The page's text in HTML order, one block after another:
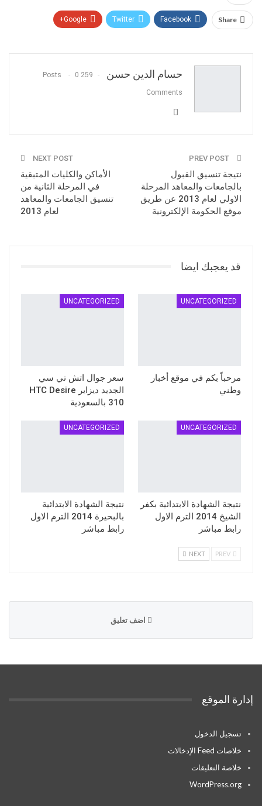
Share
Facebook
Twitter
Google+
حسام الدين حسن 259 Posts
0
Comments
نتيجة تنسيق القبول
بالجامعات والمعاهد المرحلة
الاولي لعام 2013 عن طريق
موقع الحكومة الإلكترونية
NEXT POST
الأماكن والكليات المتبقية
في المرحلة الثانية من
تنسيق الجامعات والمعاهد
لعام 2013
قد يعجبك ايضا
UNCATEGORIZED
مرحباً بكم في موقع أخبار
وطني
UNCATEGORIZED
سعر جوال اتش تي سي
الجديد ديزاير HTC Desire
310 بالسعودية
UNCATEGORIZED
نتيجة الشهادة الابتدائية بكفر
الشيخ 2014 الترم الاول
رابط مباشر
UNCATEGORIZED
نتيجة الشهادة الابتدائية
بالبحيرة 2014 الترم الاول
رابط مباشر
NEXT
اضف تعليق
إدارة الموقع
تسجيل الدخول
خلاصات Feed الإدخالات
خلاصة التعليقات
WordPress.org